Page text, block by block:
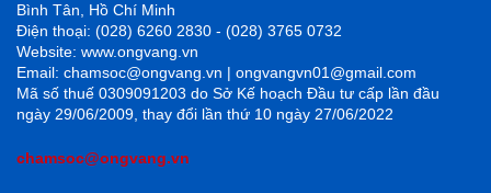
Bình Tân, Hồ Chí Minh
Điện thoại: (028) 6260 2830 - (028) 3765 0732
Website: www.ongvang.vn
Email: chamsoc@ongvang.vn | ongvangvn01@gmail.com
Mã số thuế 0309091203 do Sở Kế hoạch Đầu tư cấp lần đầu
ngày 29/06/2009, thay đổi lần thứ 10 ngày 27/06/2022
chamsoc@ongvang.vn